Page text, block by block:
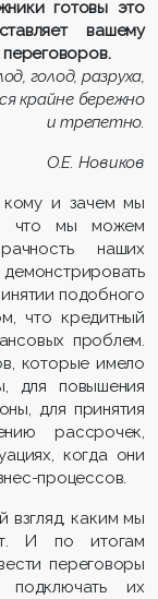
готовы это
вашему
голод, разруха,
крайне бережно
и трепетно.
О.Е. Новиков
кому и зачем мы
что мы можем
наших
подобного
что кредитный
проблем.
которые имело
для повышения
для принятия
рассрочек,
когда они
процессов.
взгляд, каким мы
И по итогам
переговоры
их